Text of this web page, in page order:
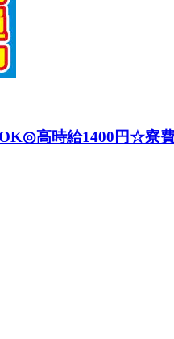
高時給1400円☆寮